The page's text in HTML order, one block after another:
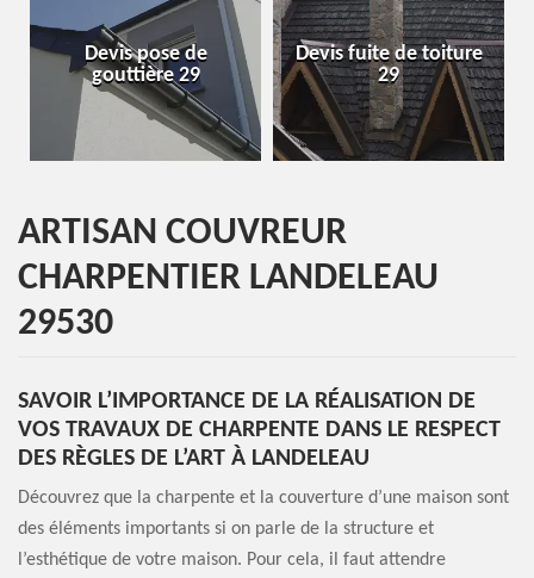
pose de
29
Devis fuite de toiture
29
Entreprise
29
ARTISAN COUVREUR
CHARPENTIER LANDELEAU
29530
SAVOIR L’IMPORTANCE DE LA RÉALISATION DE
VOS TRAVAUX DE CHARPENTE DANS LE RESPECT
DES RÈGLES DE L’ART À LANDELEAU
Découvrez que la charpente et la couverture d’une maison sont
des éléments importants si on parle de la structure et
l’esthétique de votre maison. Pour cela, il faut attendre